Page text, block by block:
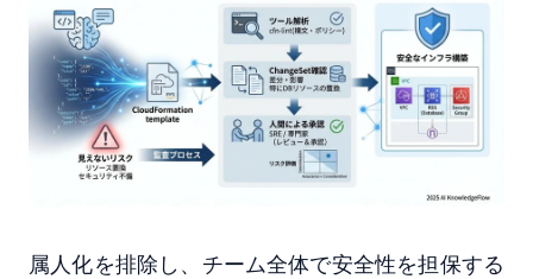
属人化を排除し、チーム全体で安全性を担保する